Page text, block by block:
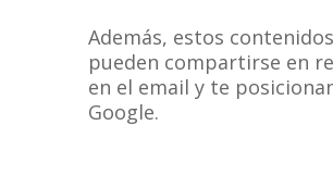
Además, estos contenidos
pueden compartirse en
en el email y te
Google.